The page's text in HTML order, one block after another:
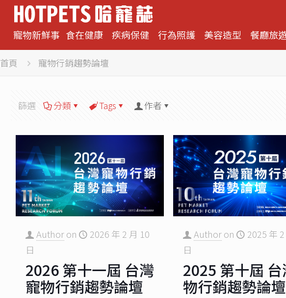
寵物新鮮事 食在健康 疾病保健 行為照護 美容造型 餐廳旅
首頁 寵物行銷趨勢論壇
篩選 分類 Tags 作者
Author on
2026 年 2 月 10
日
2026 第十一屆 台灣
寵物行銷趨勢論壇​
Authoron
2025 年
日
2025 第十屆
物行銷趨勢論壇​